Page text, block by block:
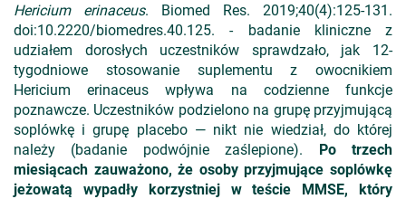
Hericium erinaceus. Biomed Res. 2019;40(4):125-131.
doi:10.2220/biomedres.40.125. - badanie kliniczne z
udziałem dorosłych uczestników sprawdzało, jak 12-
tygodniowe stosowanie suplementu z owocnikiem
Hericium erinaceus wpływa na codzienne funkcje
poznawcze. Uczestników podzielono na grupę przyjmującą
soplówkę i grupę placebo — nikt nie wiedział, do której
należy (badanie podwójnie zaślepione). Po trzech
miesiącach zauważono, że osoby przyjmujące soplówkę
jeżowatą wypadły korzystniej w teście MMSE, który